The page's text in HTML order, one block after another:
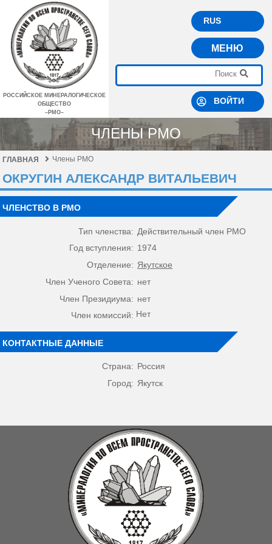
РОССИЙСКОЕ МИНЕРАЛОГИЧЕСКОЕ
ОБЩЕСТВО
–РМО–
RUS
МЕНЮ
ВОЙТИ
ЧЛЕНЫ РМО
ГЛАВНАЯ Члены РМО
ОКРУГИН АЛЕКСАНДР ВИТАЛЬЕВИЧ
ЧЛЕНСТВО В РМО
Тип членства: Действительный член РМО
Год вступления: 1974
Отделение: Якутское
Член Ученого Совета: нет
Член Президиума: нет
Член комиссий: Нет
КОНТАКТНЫЕ ДАННЫЕ
Страна: Россия
Город: Якутск